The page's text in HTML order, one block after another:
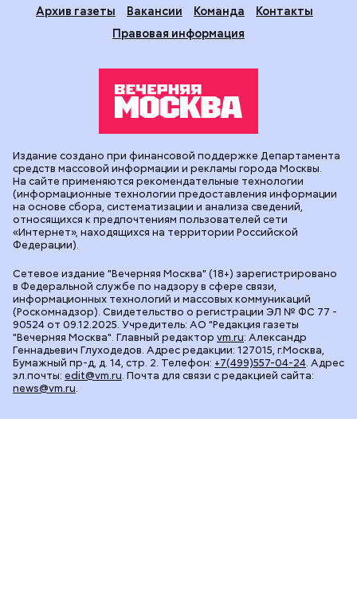
Архив газеты
Вакансии Команда
Контакты
Правовая информация
Сетевое издание "Вечерняя Москва" (18+) зарегистрировано
в Федеральной службе по надзору в сфере связи,
информационных технологий и массовых коммуникаций
(Роскомнадзор). Свидетельство о регистрации ЭЛ № ФС 77 -
90524 от 09.12.2025. Учредитель: АО "Редакция газеты
"Вечерняя Москва". Главный редактор vm.ru: Александр
Геннадьевич Глуходедов. Адрес редакции: 127015, г.Москва,
Бумажный пр-д, д. 14, стр. 2. Телефон: +7(499)557-04-24. Адрес
эл.почты: edit@vm.ru. Почта для связи с редакцией сайта:
news@vm.ru.
Издание создано при финансовой поддержке Департамента
средств массовой информации и рекламы города Москвы.
На сайте применяются рекомендательные технологии
(информационные технологии предоставления информации
на основе сбора, систематизации и анализа сведений,
относящихся к предпочтениям пользователей сети
«Интернет», находящихся на территории Российской
Федерации).